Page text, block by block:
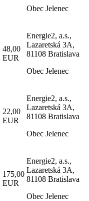
Obec Jelenec
48,00
EUR
Energie2, a.s.,
Lazaretská 3A,
81108 Bratislava
Obec Jelenec
22,00
EUR
Energie2, a.s.,
Lazaretská 3A,
81108 Bratislava
Obec Jelenec
175,00
EUR
Energie2, a.s.,
Lazaretská 3A,
81108 Bratislava
Obec Jelenec